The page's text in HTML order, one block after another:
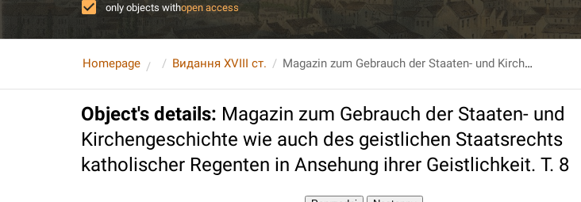
only objects withopen access
Homepage Видання XVIII ст. Magazin zum Gebrauch der Staaten- und Kirchengeschichte wie auch des geistlichen Staatsrechts katholischer Regenten in Ansehung ihrer Geistlichkeit. T. 8
Object's details: Magazin zum Gebrauch der Staaten- und
Kirchengeschichte wie auch des geistlichen Staatsrechts
katholischer Regenten in Ansehung ihrer Geistlichkeit. T. 8